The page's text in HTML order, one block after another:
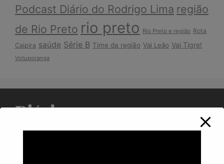
Podcast Diário do Rodrigo Lima região
de Rio Preto rio preto Rio Preto e região Rota
Caipira saúde Série B Time da região Vai Leão Vai Tigre!
Votuporanga